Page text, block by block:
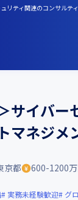
ティ関連のコンサル
サイバ
マネジ
京都 600-1200
実務未経験歓迎 グ